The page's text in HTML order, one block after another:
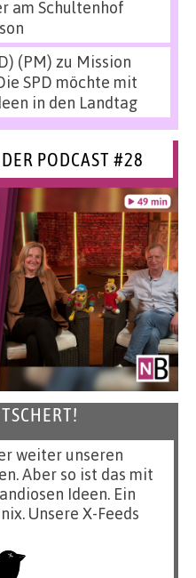
am Schultenhof
(PM) zu Mission
SPD möchte mit
in den Landtag
PODCAST #28
weiter unseren
Aber so ist das mit
Ideen. Ein
Unsere X-Feeds